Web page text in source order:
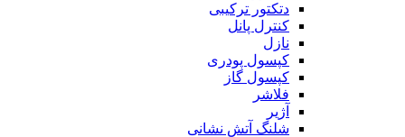
دتکتور ترکیبی
کنترل پانل
نازل
کپسول پودری
کپسول گاز
فلاشر
آژیر
شلنگ آتش نشانی